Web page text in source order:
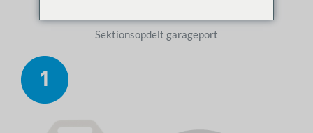
Sektionsopdelt garageport